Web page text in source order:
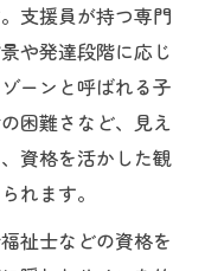
支援員が持つ専門
や発達段階に応じ
ーンと呼ばれる子
困難さなど、見え
資格を活かした観
れます。
祉士などの資格を